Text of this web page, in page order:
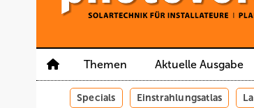
Themen Aktuelle Ausgabe
Specials Einstrahlungsatlas